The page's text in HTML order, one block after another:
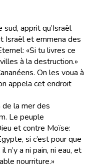
sud, apprit qu’Israël
Israël et emmena des
«Si tu livres ce
à la destruction.»
On les voua à
appela cet endroit
la mer des
Le peuple
et contre Moïse:
si c’est pour que
a ni pain, ni eau, et
nourriture.»